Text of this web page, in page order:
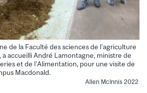
de la Faculté des sciences de l’agriculture
accueilli André Lamontagne, ministre de
et de l’Alimentation, pour une visite de
Macdonald.
Allen McInnis 2022